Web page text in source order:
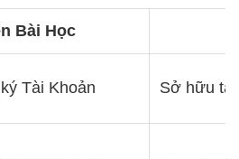
Bài Học
Tài Khoản Sở hữu